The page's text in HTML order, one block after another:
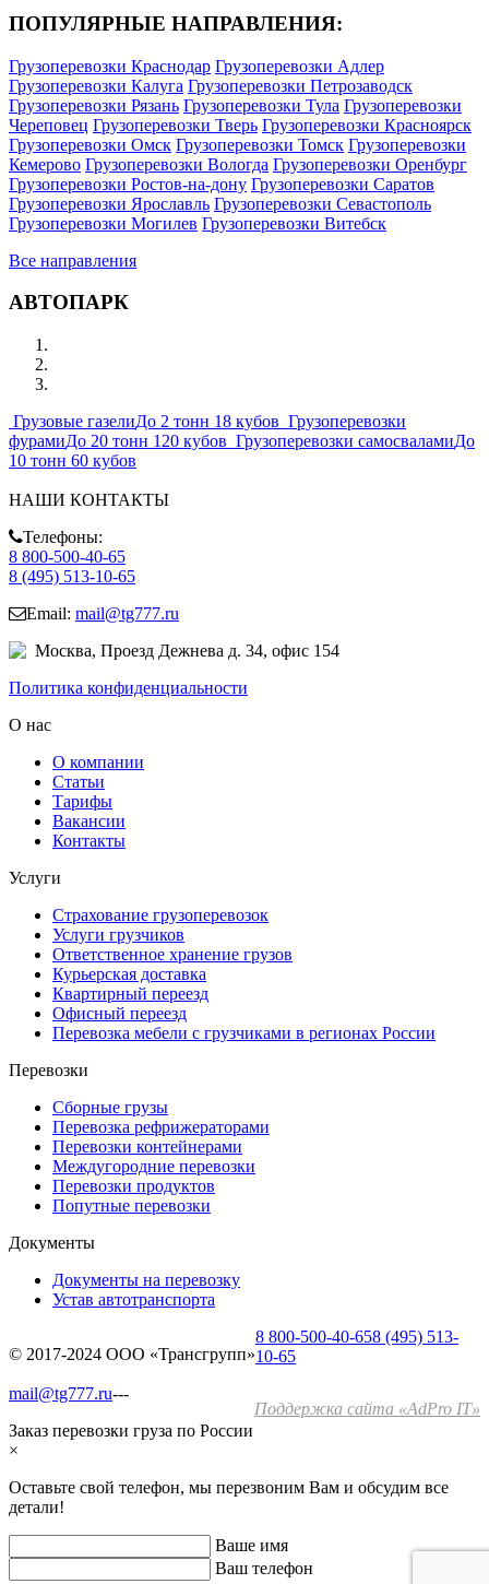
ПОПУЛЯРНЫЕ НАПРАВЛЕНИЯ:
Грузоперевозки Краснодар Грузоперевозки Адлер
Грузоперевозки Калуга Грузоперевозки Петрозаводск
Грузоперевозки Рязань Грузоперевозки Тула Грузоперевозки
Череповец Грузоперевозки Тверь Грузоперевозки Красноярск
Грузоперевозки Омск Грузоперевозки Томск Грузоперевозки
Кемерово Грузоперевозки Вологда Грузоперевозки Оренбург
Грузоперевозки Ростов-на-дону Грузоперевозки Саратов
Грузоперевозки Ярославль Грузоперевозки Севастополь
Грузоперевозки Могилев Грузоперевозки Витебск
Все направления
АВТОПАРК
Грузовые газелиДо 2 тонн 18 кубов Грузоперевозки
фурамиДо 20 тонн 120 кубов Грузоперевозки самосваламиДо
10 тонн 60 кубов
НАШИ КОНТАКТЫ
Телефоны:
8 800-500-40-65
8 (495) 513-10-65
Email: mail@tg777.ru
Москва, Проезд Дежнева д. 34, офис 154
Политика конфиденциальности
О нас
О компании
Статьи
Тарифы
Вакансии
Контакты
Услуги
Страхование грузоперевозок
Услуги грузчиков
Ответственное хранение грузов
Курьерская доставка
Квартирный переезд
Офисный переезд
Перевозка мебели с грузчиками в регионах России
Перевозки
Сборные грузы
Перевозка рефрижераторами
Перевозки контейнерами
Междугородние перевозки
Перевозки продуктов
Попутные перевозки
Документы
Документы на перевозку
Устав автотранспорта
© 2017-2024 ООО «Трансгрупп»
Поддержка сайта «AdPro IT»
8 800-500-40-658 (495) 513-
10-65
mail@tg777.ru---
Заказ перевозки груза по России
×
Оставьте свой телефон, мы перезвоним Вам и обсудим все
детали!
Ваше имя
Ваш телефон